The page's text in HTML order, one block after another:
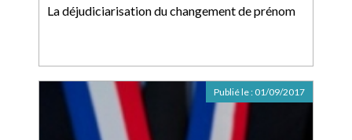
La déjudiciarisation du changement de prénom
Publié le : 01/09/2017